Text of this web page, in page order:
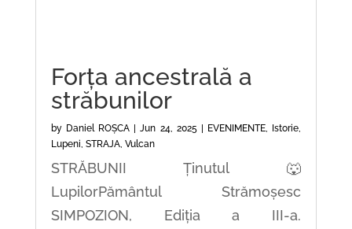
Forța ancestrală a
străbunilor
by Daniel ROȘCA |Jun 24, 2025| EVENIMENTE Istorie
Lupeni STRAJA, Vulcan
STRĂBUNII Ținutul 🐺
LupilorPământul Strămoșesc
SIMPOZION, Ediția a III-a.